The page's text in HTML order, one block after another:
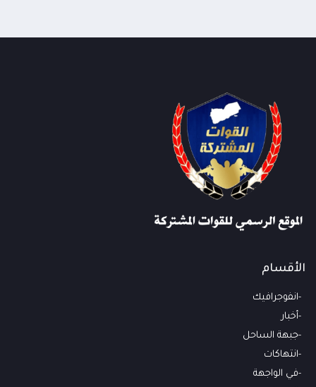
الأقسام
انفوجرافيك
أخبار
جبهة الساحل
انتهاكات
في الواجهة